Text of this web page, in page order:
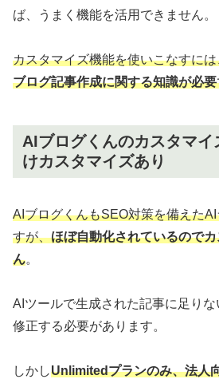
ば、うまく機能を活用できません。
カスタマイズ機能を使いこなすには
ブログ記事作成に関する知識が必要
AIブログくんのカスタマイ
けカスタマイズあり
AIブログくんもSEO対策を備えた
すが、ほぼ自動化されているので
ん。
AIツールで生成された記事に足り
修正する必要があります。
しかしUnlimitedプランのみ、法人